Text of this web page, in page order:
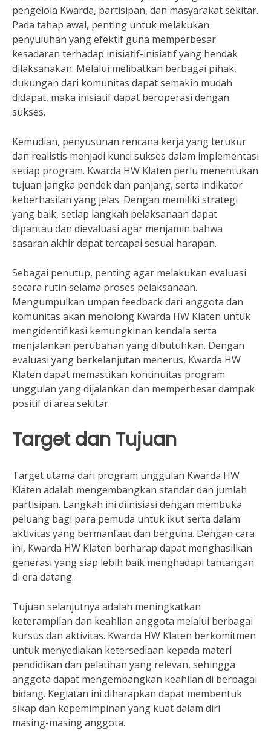
pengelola Kwarda, partisipan, dan masyarakat sekitar.
Pada tahap awal, penting untuk melakukan
penyuluhan yang efektif guna memperbesar
kesadaran terhadap inisiatif-inisiatif yang hendak
dilaksanakan. Melalui melibatkan berbagai pihak,
dukungan dari komunitas dapat semakin mudah
didapat, maka inisiatif dapat beroperasi dengan
sukses.
Kemudian, penyusunan rencana kerja yang terukur
dan realistis menjadi kunci sukses dalam implementasi
setiap program. Kwarda HW Klaten perlu menentukan
tujuan jangka pendek dan panjang, serta indikator
keberhasilan yang jelas. Dengan memiliki strategi
yang baik, setiap langkah pelaksanaan dapat
dipantau dan dievaluasi agar menjamin bahwa
sasaran akhir dapat tercapai sesuai harapan.
Sebagai penutup, penting agar melakukan evaluasi
secara rutin selama proses pelaksanaan.
Mengumpulkan umpan feedback dari anggota dan
komunitas akan menolong Kwarda HW Klaten untuk
mengidentifikasi kemungkinan kendala serta
menjalankan perubahan yang dibutuhkan. Dengan
evaluasi yang berkelanjutan menerus, Kwarda HW
Klaten dapat memastikan kontinuitas program
unggulan yang dijalankan dan memperbesar dampak
positif di area sekitar.
Target dan Tujuan
Target utama dari program unggulan Kwarda HW
Klaten adalah mengembangkan standar dan jumlah
partisipan. Langkah ini diinisiasi dengan membuka
peluang bagi para pemuda untuk ikut serta dalam
aktivitas yang bermanfaat dan berguna. Dengan cara
ini, Kwarda HW Klaten berharap dapat menghasilkan
generasi yang siap lebih baik menghadapi tantangan
di era datang.
Tujuan selanjutnya adalah meningkatkan
keterampilan dan keahlian anggota melalui berbagai
kursus dan aktivitas. Kwarda HW Klaten berkomitmen
untuk menyediakan ketersediaan kepada materi
pendidikan dan pelatihan yang relevan, sehingga
anggota dapat mengembangkan keahlian di berbagai
bidang. Kegiatan ini diharapkan dapat membentuk
sikap dan kepemimpinan yang kuat dalam diri
masing-masing anggota.